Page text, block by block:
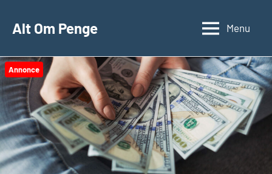
Alt Om Penge Menu
Annonce